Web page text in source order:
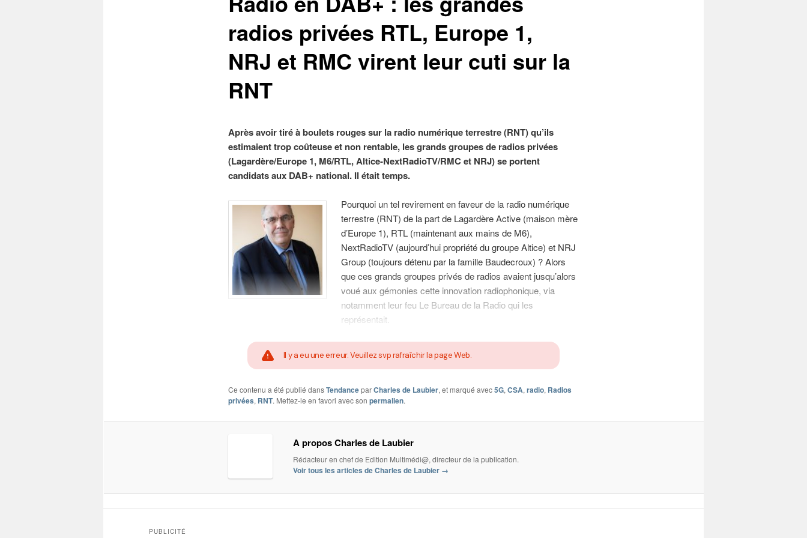
radios privées RTL, Europe 1,
NRJ et RMC virent leur cuti sur la
RNT
Après avoir tiré à boulets rouges sur la radio numérique terrestre (RNT) qu’ils
estimaient trop coûteuse et non rentable, les grands groupes de radios privées
(Lagardère/Europe 1, M6/RTL, Altice-NextRadioTV/RMC et NRJ) se portent
candidats aux DAB+ national. Il était temps.
Pourquoi un tel revirement en faveur de la radio numérique
terrestre (RNT) de la part de Lagardère Active (maison mère
d’Europe 1), RTL (maintenant aux mains de M6),
NextRadioTV (aujourd’hui propriété du groupe Altice) et NRJ
Group (toujours détenu par la famille Baudecroux) ? Alors
que ces grands groupes privés de radios avaient jusqu’alors
voué aux gémonies cette innovation radiophonique, via
notamment leur feu Le Bureau de la Radio qui les
représentait.
Il y a eu une erreur. Veuillez svp rafraîchir la page Web.
Ce contenu a été publié dansTendanceparCharles de Laubier, et marqué avec5G, CSA, radio, Radios
privées, RNT. Mettez-le en favori avec son permalien.
A propos Charles de Laubier
Rédacteur en chef de Edition Multimédi@, directeur de la publication.
Voir tous les articles de Charles de Laubier →
PUBLICITÉ